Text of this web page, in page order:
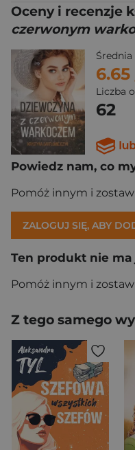
Oceny i recenzje
czerwonym
Średnia
6.65
Liczba
62
Powiedz nam, co
Pomóż innym i
ZALOGUJ SIĘ, ABY
Ten produkt nie ma
Pomóż innym i
Z tego samego